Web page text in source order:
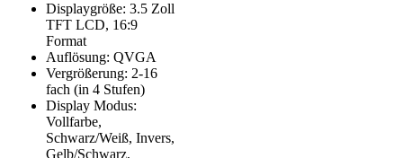
Displaygröße: 3.5 Zoll
TFT LCD, 16:9
Format
Auflösung: QVGA
Vergrößerung: 2-16
fach (in 4 Stufen)
Display Modus:
Vollfarbe,
Schwarz/Weiß, Invers,
Gelb/Schwarz,